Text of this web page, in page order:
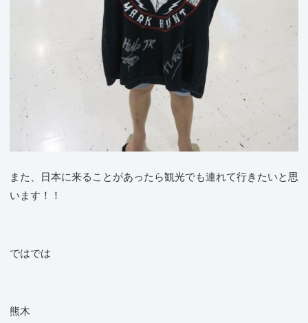
また、日本に来ることがあったら観光でも連れて行きたいと思
います！！
ではでは
熊木